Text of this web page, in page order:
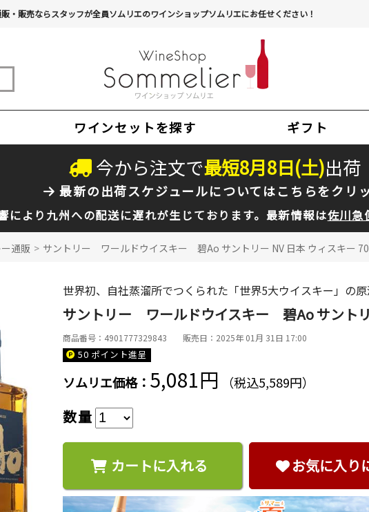
・販売ならスタッフが全員ソムリエのワインショップソムリエにお任せください！
ワインセットを探す ギフト
今から注文で最短8月8日(土)出荷
最新の出荷スケジュールについてはこちらをクリ
により九州への配送に遅れが生じております。最新情報は佐川急
通販 > サントリー ワールドウイスキー 碧Ao サントリー NV 日本 ウィスキー
世界初、自社蒸溜所でつくられた「世界5大ウイスキー」の
サントリー ワールドウイスキー 碧Ao サント
商品番号：4901777329843 販売日：2025年 01月 31日 17:00
50 ポイント進呈
ソムリエ価格： 5,081円 （税込5,589円）
数量
カートに入れる お気に入り